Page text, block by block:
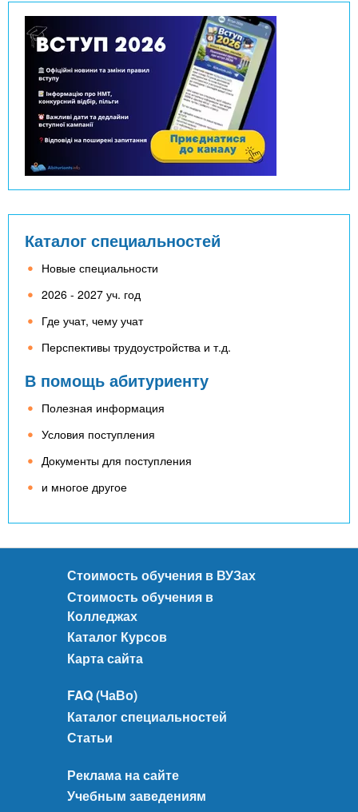
Каталог специальностей
Новые специальности
2026 - 2027 уч. год
Где учат, чему учат
Перспективы трудоустройства и т.д.
В помощь абитуриенту
Полезная информация
Условия поступления
Документы для поступления
и многое другое
Стоимость обучения в ВУЗах
Стоимость обучения в
Колледжах
Каталог Курсов
Карта сайта
FAQ (ЧаВо)
Каталог специальностей
Статьи
Реклама на сайте
Учебным заведениям